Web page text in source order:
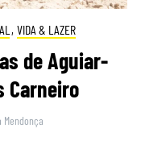
, VIDA & LAZER
de Aguiar-
Carneiro
Mendonça